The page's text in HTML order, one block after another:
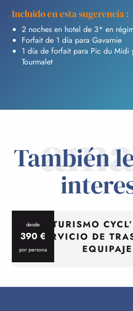
Incluido en esta sugerencia :
2 noches en hotel de 3* en
Forfait de 1 día para Gavarnie
1 día de forfait para Pic du Midi
Tourmalet
También
desde
390€
por persona
CICLOTURISMO
SERVICIO DE